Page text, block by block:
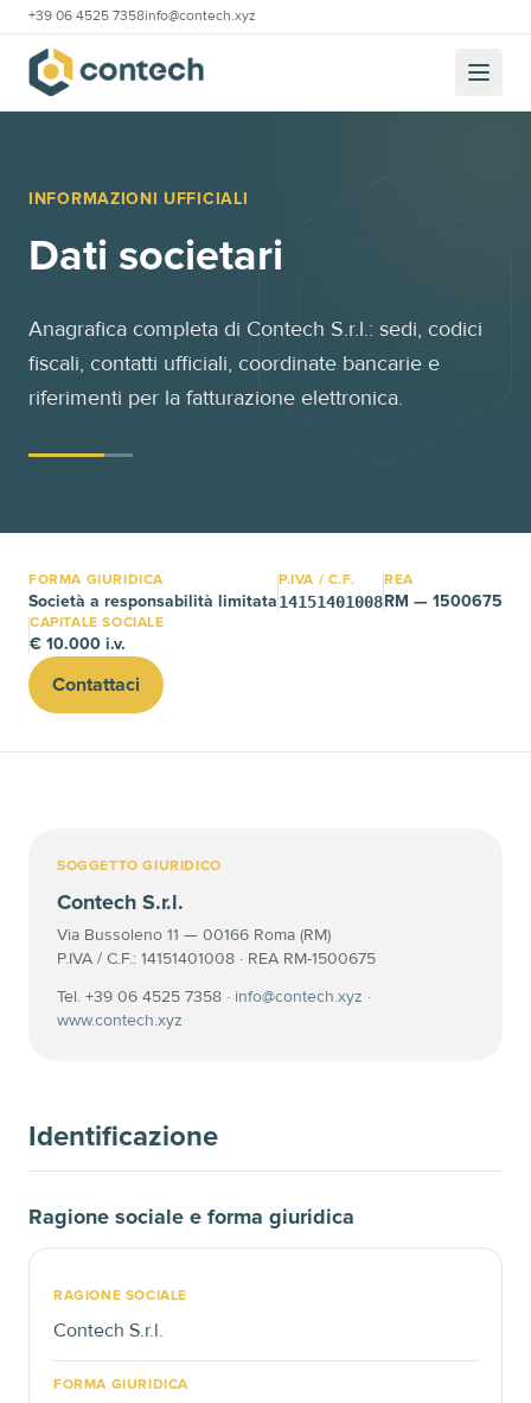
+39 06 4525 7358info@contech.xyz
INFORMAZIONI UFFICIALI
Dati societari
Anagrafica completa di Contech S.r.l.: sedi, codici
fiscali, contatti ufficiali, coordinate bancarie e
riferimenti per la fatturazione elettronica.
FORMA GIURIDICA
Società a responsabilità limitata
P.IVA / C.F.
14151401008
REA
RM — 1500675
CAPITALE SOCIALE
€ 10.000 i.v.
Contattaci
SOGGETTO GIURIDICO
Contech S.r.l.
Via Bussoleno 11 — 00166 Roma (RM)
P.IVA / C.F.: 14151401008 · REA RM-1500675
Tel. +39 06 4525 7358 · info@contech.xyz ·
www.contech.xyz
Identificazione
Ragione sociale e forma giuridica
RAGIONE SOCIALE
Contech S.r.l.
FORMA GIURIDICA